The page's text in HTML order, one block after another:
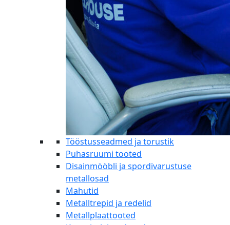
Tööstusseadmed ja torustik
Puhasruumi tooted
Disainmööbli ja spordivarustuse
metallosad
Mahutid
Metalltrepid ja redelid
Metallplaattooted